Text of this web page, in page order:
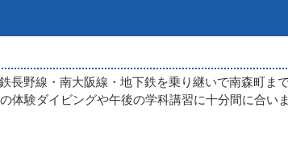
長野線・南大阪線・地下鉄を乗り継いで南森町ま
験ダイビングや午後の学科講習に十分間に合いま